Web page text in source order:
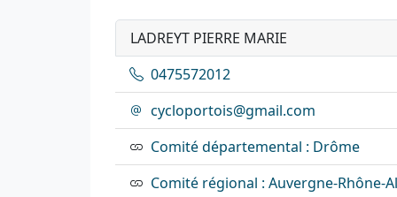
LADREYT PIERRE MARIE
0475572012
cycloportois@gmail.com
Comité départemental : Drôme
Comité régional : Auvergne-Rhône-